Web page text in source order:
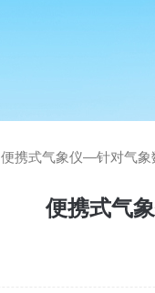
便携式气象仪—针对气象
便携式气